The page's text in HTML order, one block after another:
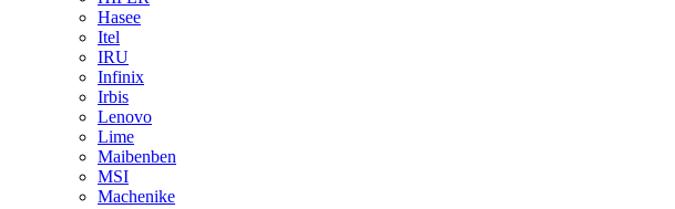
Hasee
Itel
IRU
Infinix
Irbis
Lenovo
Lime
Maibenben
MSI
Machenike